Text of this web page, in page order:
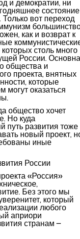
и демократии, ни
состояние
вот переход
как и возврат к
столь много
России.
общества и
проекта, внятных
которые
могут оказаться
общество хочет
Но куда
путь развития тоже
новый проект,
иные
России
«Россия»
Без этого мы
который
любого
априори
странам –